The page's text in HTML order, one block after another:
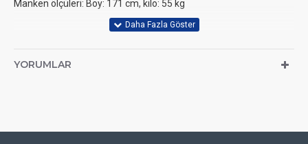
Manken ölçüleri: Boy: 171 cm, kilo: 55 kg
YORUMLAR